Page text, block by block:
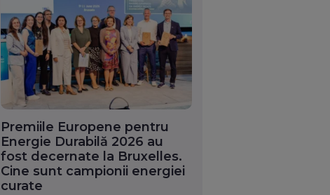
Premiile Europene pentru
Energie Durabilă 2026 au
fost decernate la Bruxelles.
Cine sunt campionii energiei
curate